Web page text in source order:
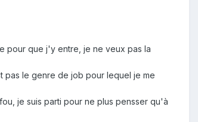
pour que j'y entre, je ne veux pas la
pas le genre de job pour lequel je me
je suis parti pour ne plus pensser qu'à